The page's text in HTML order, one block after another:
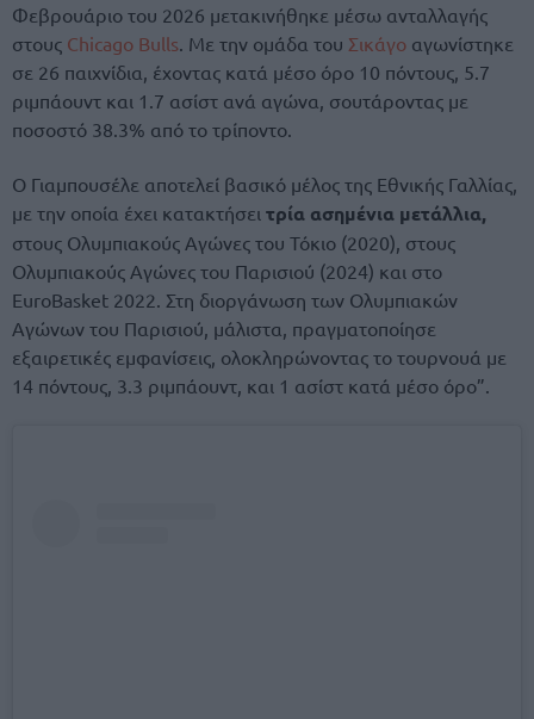
Φεβρουάριο του 2026 μετακινήθηκε μέσω ανταλλαγής
στους Chicago Bulls . Με την ομάδα του Σικάγο αγωνίστηκε
σε 26 παιχνίδια, έχοντας κατά μέσο όρο 10 πόντους, 5.7
ριμπάουντ και 1.7 ασίστ ανά αγώνα, σουτάροντας με
ποσοστό 38.3% από το τρίποντο.
Ο Γιαμπουσέλε αποτελεί βασικό μέλος της Εθνικής Γαλλίας,
με την οποία έχει κατακτήσει τρία ασημένια μετάλλια,
στους Ολυμπιακούς Αγώνες του Τόκιο (2020), στους
Ολυμπιακούς Αγώνες του Παρισιού (2024) και στο
EuroBasket 2022. Στη διοργάνωση των Ολυμπιακών
Αγώνων του Παρισιού, μάλιστα, πραγματοποίησε
εξαιρετικές εμφανίσεις, ολοκληρώνοντας το τουρνουά με
14 πόντους, 3.3 ριμπάουντ, και 1 ασίστ κατά μέσο όρο”.